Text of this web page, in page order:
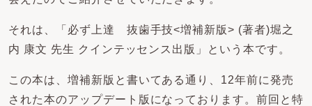
それは、「必ず上達 抜歯手技<増補新版> (著者)堀之
内 康文 先生 クインテッセンス出版」という本です。
この本は、増補新版と書いてある通り、12年前に発売
された本のアップデート版になっております。前回と特